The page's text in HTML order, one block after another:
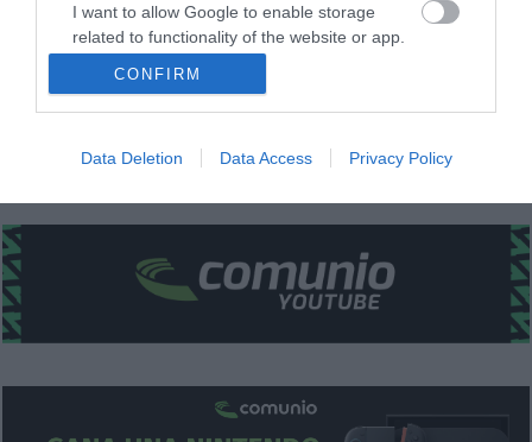
I want to allow Google to enable storage
related to functionality of the website or app.
I want to allow Google to enable storage
related to personalization.
I want to allow Google to enable storage
functionality and fraud prevention, and other
CONFIRM
Data Deletion Data Access Privacy Policy
Cambios en la alineación:Simeone ha probado con el
once anteriormente citado en el entrenamiento del lunes.
¿Aún no juegas a Comunio? Regístrate, ¡gratis!